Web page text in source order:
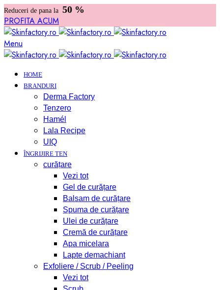
Reduceri de pana la 50 %
PROFITA ACUM
Menu
HOME
BRANDURI
Derma Factory
Tenzero
Hamél
Lala Recipe
UIQ
ÎNGRIJIRE TEN
curățare
Vezi tot
Gel de curățare
Balsam de curățare
Spuma de curățare
Ulei de curățare
Cremă de curățare
Apa micelara
Lapte demachiant
Exfoliere / Scrub / Peeling
Vezi tot